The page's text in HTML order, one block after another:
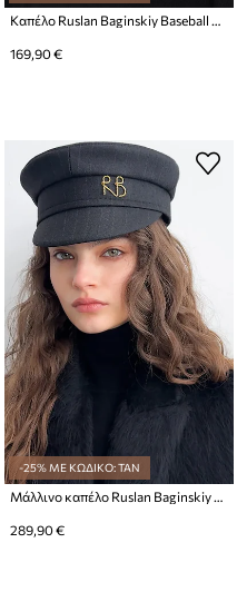
Καπέλο Ruslan Baginskiy Baseball Cap
169,90 €
-25% ΜΕ ΚΩΔΙΚΟ: TAN
289,90 €